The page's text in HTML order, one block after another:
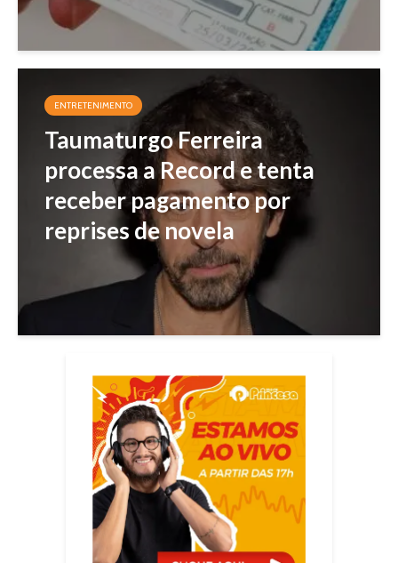
ENTRETENIMENTO
Taumaturgo Ferreira
processa a Record e tenta
receber pagamento por
reprises de novela